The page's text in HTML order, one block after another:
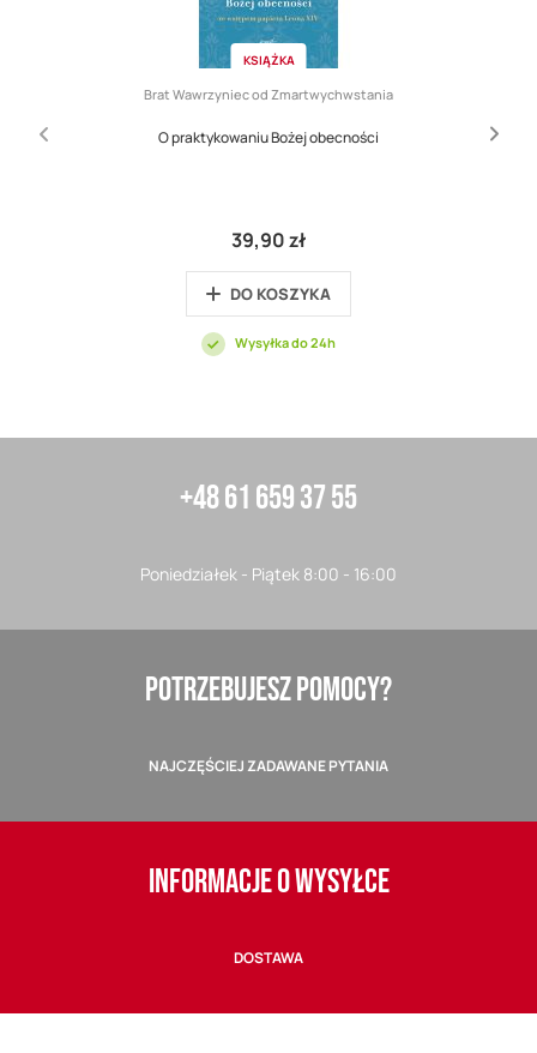
KSIĄŻKA
Brat Wawrzyniec od Zmartwychwstania
O praktykowaniu Bożej obecności
39,90 zł
DO KOSZYKA
Wysyłka do 24h
+48 61 659 37 55
Poniedziałek - Piątek 8:00 - 16:00
POTRZEBUJESZ POMOCY?
NAJCZĘŚCIEJ ZADAWANE PYTANIA
INFORMACJE O WYSYŁCE
DOSTAWA